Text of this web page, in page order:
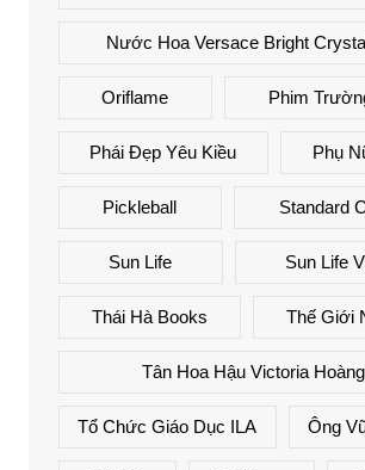
Nước Hoa Versace Bright
Oriflame Phim
Phái Đẹp Yêu Kiều Phụ
Pickleball Standard
Sun Life Sun Life
Thái Hà Books Thế Giới
Tân Hoa Hậu Victoria
Tổ Chức Giáo Dục ILA Ông